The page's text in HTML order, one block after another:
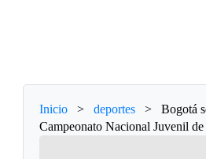
Inicio > deportes >
Bogotá
Campeonato Nacional Juvenil